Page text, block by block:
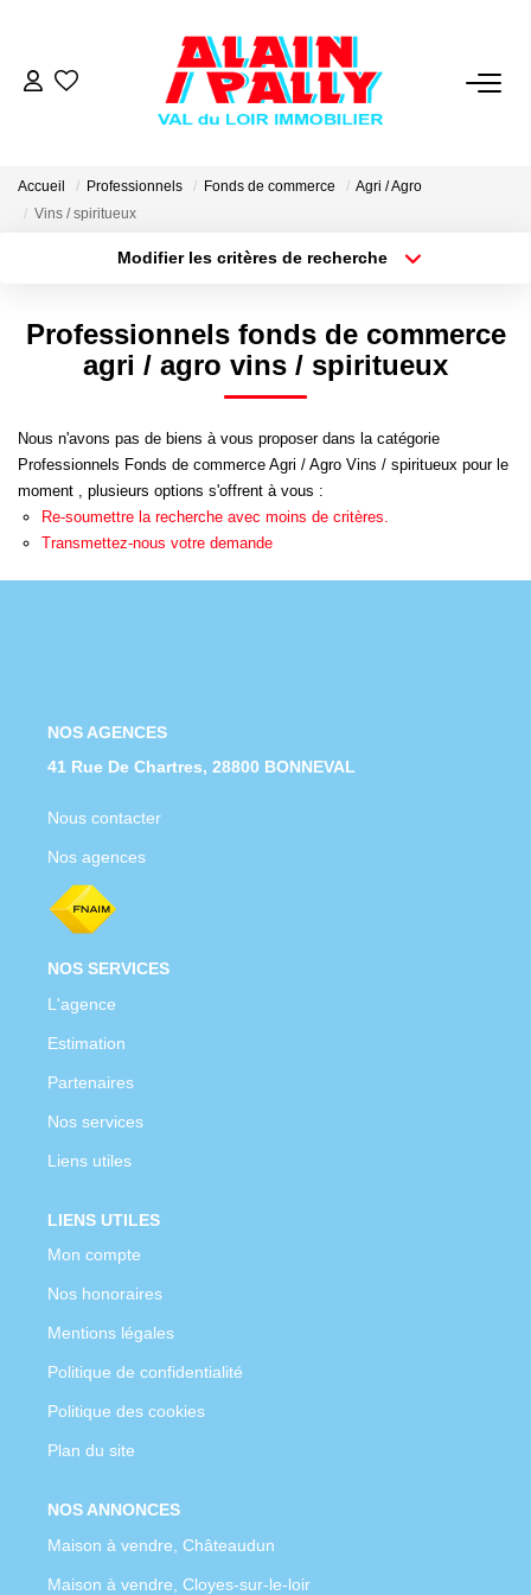
VENTE
LOCATION
GESTION
DERNIERES VENTES
NOS AGENCES
Qui Sommes Nous
Notre Équipe
Nous Rejoindre
Nos Actualités
Accueil Professionnels Fonds de commerce
Agri / Agro
Vins / spiritueux
Modifier les critères de recherche
Sélectionnez...
Type de bien
Surface min
Créer une alerte
Professionnels fonds de commerce
agri / agro vins / spiritueux
Nous n'avons pas de biens à vous proposer dans la catégorie
Professionnels Fonds de commerce Agri / Agro Vins / spiritueux pour le
moment , plusieurs options s'offrent à vous :
Re-soumettre la recherche avec moins de critères.
Transmettez-nous votre demande
NOS AGENCES
41 Rue De Chartres, 28800 BONNEVAL
Nous contacter
Nos agences
NOS SERVICES
L'agence
Estimation
Partenaires
Nos services
Liens utiles
LIENS UTILES
Mon compte
Nos honoraires
Mentions légales
Politique de confidentialité
Politique des cookies
Plan du site
NOS ANNONCES
Maison à vendre, Châteaudun
Maison à vendre, Cloyes-sur-le-loir